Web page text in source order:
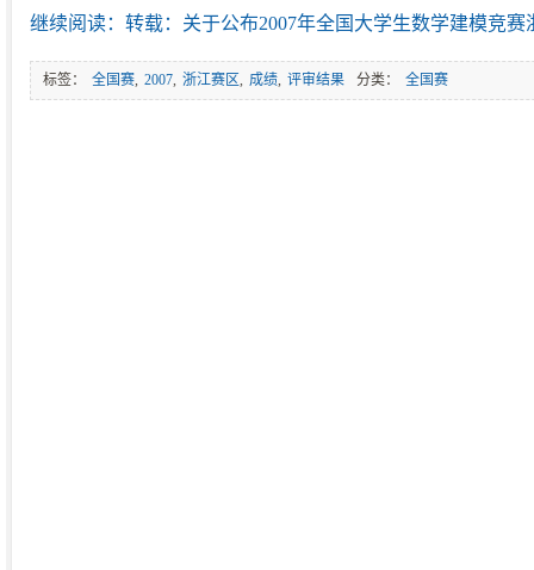
继续阅读：转载：关于公布2007年全国大学生数学建模竞
标签： 全国赛, 2007, 浙江赛区, 成绩, 评审结果 分类： 全国赛